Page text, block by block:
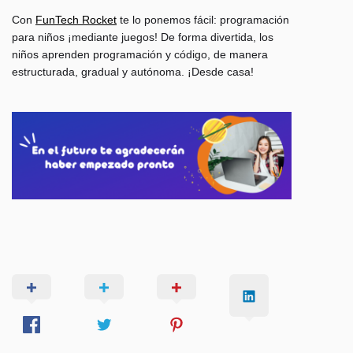
Con FunTech Rocket te lo ponemos fácil: programación
para niños ¡mediante juegos! De forma divertida, los
niños aprenden programación y código, de manera
estructurada, gradual y autónoma. ¡Desde casa!